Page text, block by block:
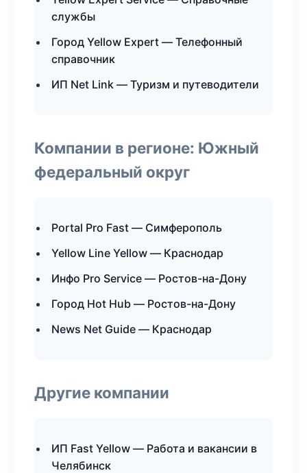
службы
Город Yellow Expert — Телефонный
справочник
ИП Net Link — Туризм и путеводители
Компании в регионе: Южный
федеральный округ
Portal Pro Fast — Симферополь
Yellow Line Yellow — Краснодар
Инфо Pro Service — Ростов-на-Дону
Город Hot Hub — Ростов-на-Дону
News Net Guide — Краснодар
Другие компании
ИП Fast Yellow — Работа и вакансии в
Челябинск